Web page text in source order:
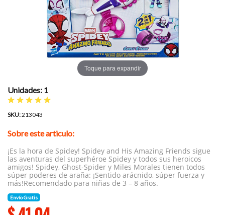
Toque para expandir
Unidades: 1
SKU:213043
Sobre este articulo:
¡Es la hora de Spidey! Spidey and His Amazing Friends sigue
las aventuras del superhéroe Spidey y todos sus heroicos
amigos! Spidey, Ghost-Spider y Miles Morales tienen todos
súper poderes de araña: ¡Sentido arácnido, súper fuerza y
más!Recomendado para niñas de 3 – 8 años.
Envío Gratis